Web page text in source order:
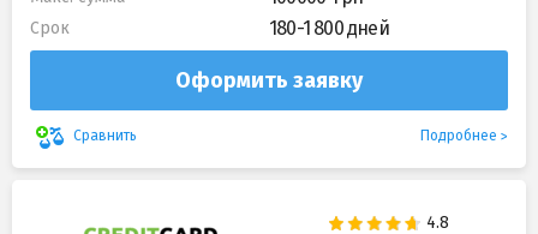
Срок 180-1 800 дней
Оформить заявку
Сравнить Подробнее